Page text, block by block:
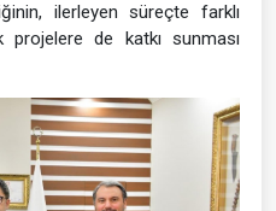
ilerleyen süreçte farklı
de katkı sunması